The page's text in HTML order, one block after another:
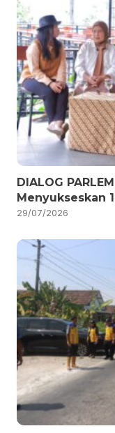
DIALOG
Menyukseskan
29/07/2026